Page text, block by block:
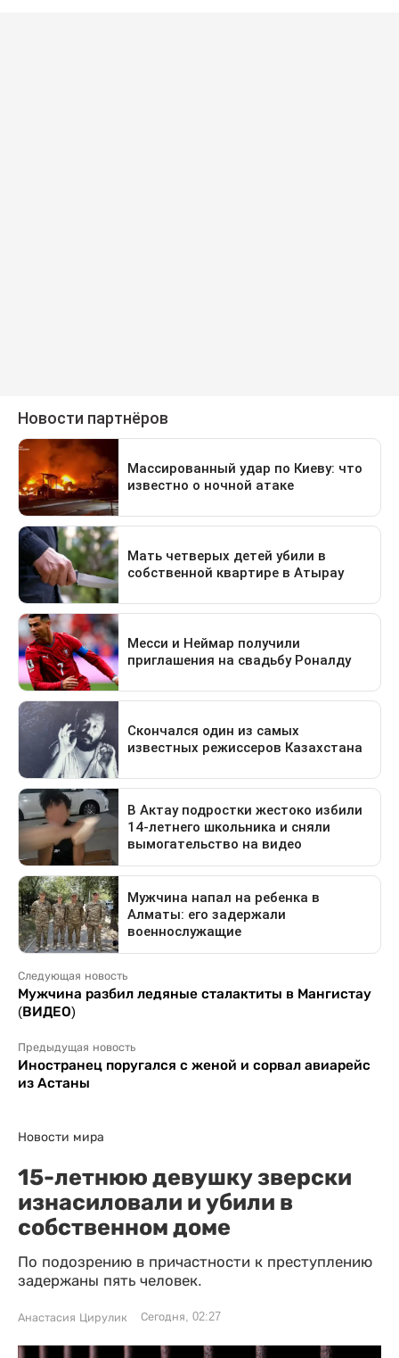
Следующая новость
Мужчина разбил ледяные сталактиты в Мангистау
(ВИДЕО)
Предыдущая новость
Иностранец поругался с женой и сорвал авиарейс
из Астаны
Новости мира
15-летнюю девушку зверски
изнасиловали и убили в
собственном доме
По подозрению в причастности к преступлению
задержаны пять человек.
Анастасия Цирулик Сегодня, 02:27